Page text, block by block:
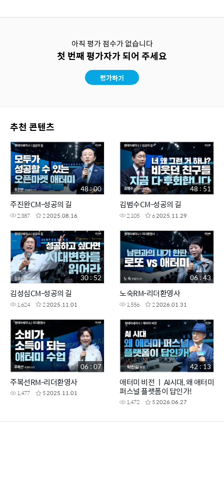
아직 평가 점수가 없습니다
첫 번째 평가자가 되어 주세요
평가하기
추천 콘텐츠
주진완CM-성공의 길
2,387 22025.08.16
48 : 00
김범수CM-성공의 길
2,105 62025.11.29
48 : 51
김성심CM-성공의 길
1,624 22025.11.01
30 : 52
노숙RM-리더환영사
1,556 22026.01.31
06 : 43
주복선RM-리더환영사
1,477 52025.11.01
06 : 07
애터미 비전 ㅣ AI시대, 왜 애터미
퍼스널 플랫폼이 답인가!
1,472 52026.06.27
42 : 13